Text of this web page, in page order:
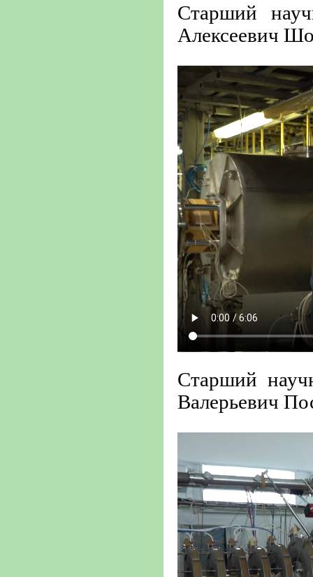
Старший
Алексеевич
Старший
Валерьевич